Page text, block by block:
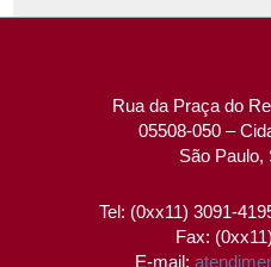
Rua da Praça do
05508-050 –
São Paulo,
Tel: (0xx11) 3091-
Fax:
E-mail: